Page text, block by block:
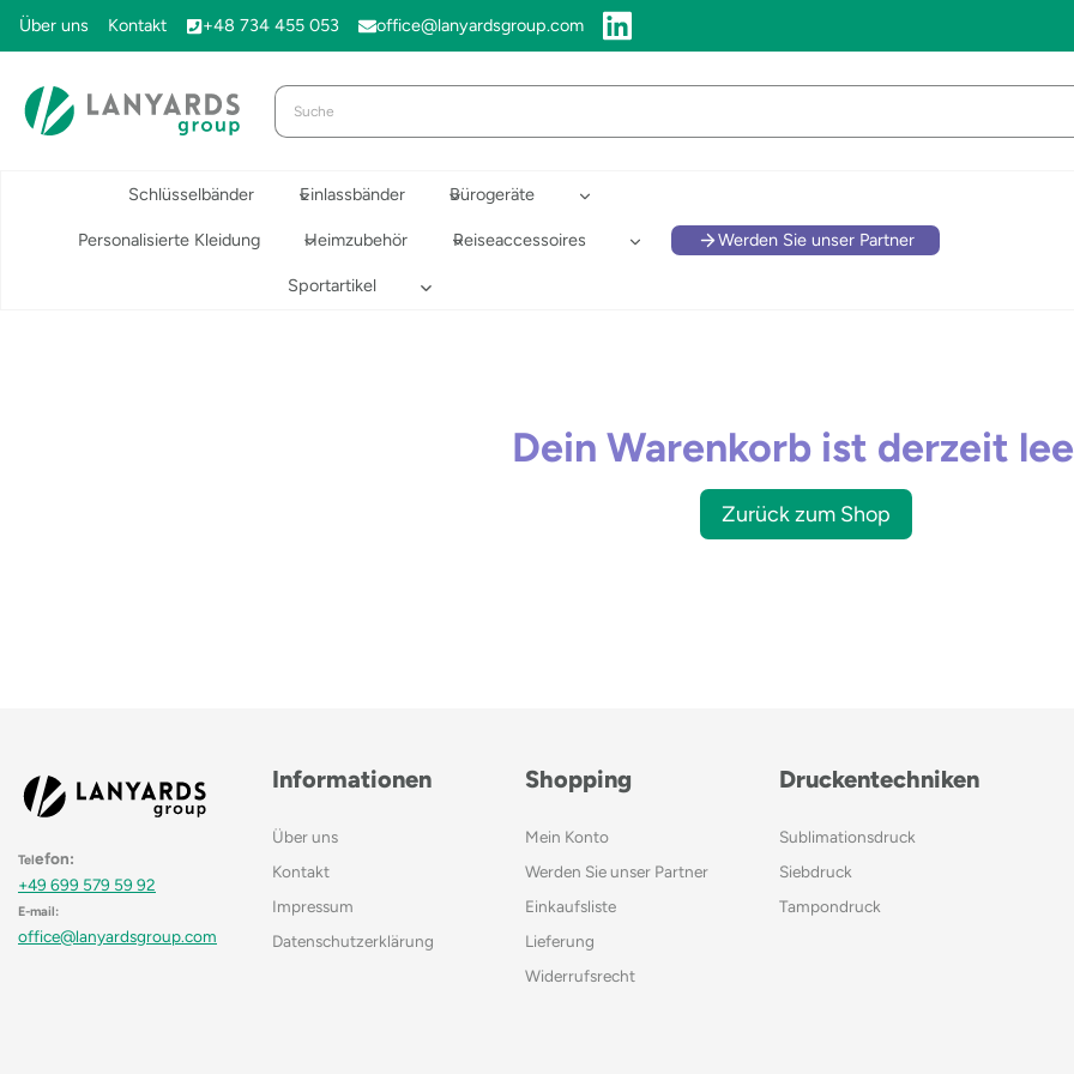
Zum
Inhalt
Über uns Kontakt +48 734 455 053 office@lanyardsgroup.com
Schlüsselbänder Einlassbänder Bürogeräte
Personalisierte Kleidung Heimzubehör Reiseaccessoires
Sportartikel
Werden Sie unser Partner
Dein Warenkorb ist derzeit
Zurück zum Shop
Telefon:
+49 699 579 59 92
E-mail:
office@lanyardsgroup.com
Informationen
Über uns
Kontakt
Impressum
Datenschutzerklärung
Shopping
Mein Konto
Werden Sie unser Partner
Einkaufsliste
Lieferung
Widerrufsrecht
Druckentechniken
Sublimationsdruck
Siebdruck
Tampondruck